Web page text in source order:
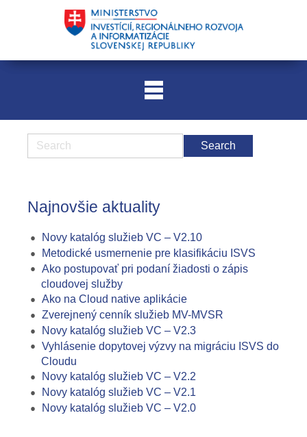
Najnovšie aktuality
Novy katalóg služieb VC – V2.10
Metodické usmernenie pre klasifikáciu ISVS
Ako postupovať pri podaní žiadosti o zápis
cloudovej služby
Ako na Cloud native aplikácie
Zverejnený cenník služieb MV-MVSR
Novy katalóg služieb VC – V2.3
Vyhlásenie dopytovej výzvy na migráciu ISVS do
Cloudu
Novy katalóg služieb VC – V2.2
Novy katalóg služieb VC – V2.1
Novy katalóg služieb VC – V2.0